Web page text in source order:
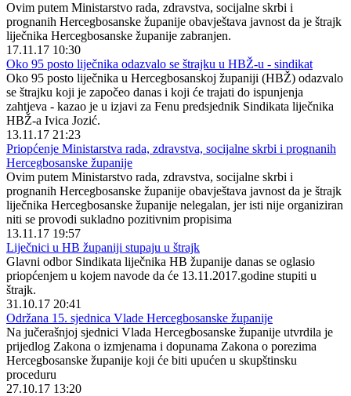
Ovim putem Ministarstvo rada, zdravstva, socijalne skrbi i
prognanih Hercegbosanske županije obavještava javnost da je štrajk
liječnika Hercegbosanske županije zabranjen.
17.11.17 10:30
Oko 95 posto liječnika odazvalo se štrajku u HBŽ-u - sindikat
Oko 95 posto liječnika u Hercegbosanskoj županiji (HBŽ) odazvalo
se štrajku koji je započeo danas i koji će trajati do ispunjenja
zahtjeva - kazao je u izjavi za Fenu predsjednik Sindikata liječnika
HBŽ-a Ivica Jozić.
13.11.17 21:23
Priopćenje Ministarstva rada, zdravstva, socijalne skrbi i prognanih
Hercegbosanske županije
Ovim putem Ministarstvo rada, zdravstva, socijalne skrbi i
prognanih Hercegbosanske županije obavještava javnost da je štrajk
liječnika Hercegbosanske županije nelegalan, jer isti nije organiziran
niti se provodi sukladno pozitivnim propisima
13.11.17 19:57
Liječnici u HB županiji stupaju u štrajk
Glavni odbor Sindikata liječnika HB županije danas se oglasio
priopćenjem u kojem navode da će 13.11.2017.godine stupiti u
štrajk.
31.10.17 20:41
Održana 15. sjednica Vlade Hercegbosanske županije
Na jučerašnjoj sjednici Vlada Hercegbosanske županije utvrdila je
prijedlog Zakona o izmjenama i dopunama Zakona o porezima
Hercegbosanske županije koji će biti upućen u skupštinsku
proceduru
27.10.17 13:20